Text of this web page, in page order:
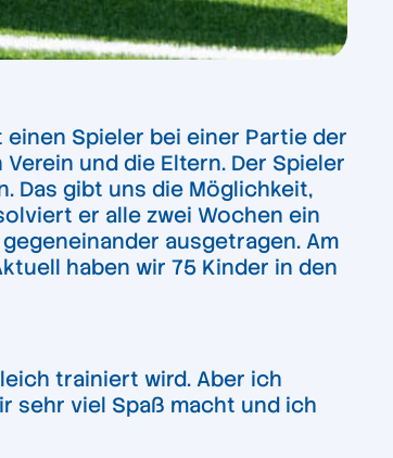
Spieler bei einer Partie der
und die Eltern. Der Spieler
Das gibt uns die Möglichkeit,
er alle zwei Wochen ein
ausgetragen. Am
haben wir 75 Kinder in den
trainiert wird. Aber ich
sehr viel Spaß macht und ich